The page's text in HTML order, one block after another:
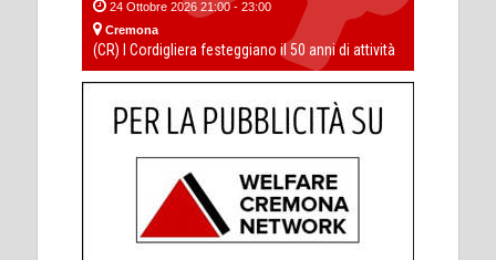
24 Ottobre 2026 21:00 - 23:00
Cremona
(CR) I Cordigliera festeggiano il 50 anni di attività